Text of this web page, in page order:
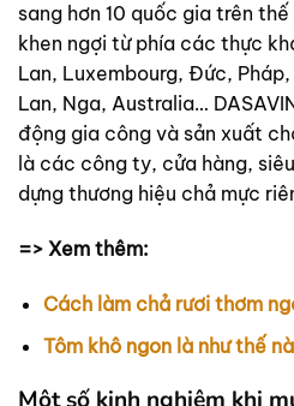
sang hơn 10 quốc gia trên
khen ngợi từ phía các thực
Lan, Luxembourg, Đức, Pháp,
Lan, Nga, Australia…
động gia công và sản xuất
là các công ty, cửa hàng,
dựng thương hiệu chả mực
=> Xem thêm:
Cách làm chả rươi thơm
Tôm khô ngon là như thế